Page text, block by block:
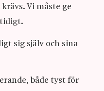
Vi måste ge
sig själv och sina
både tyst för